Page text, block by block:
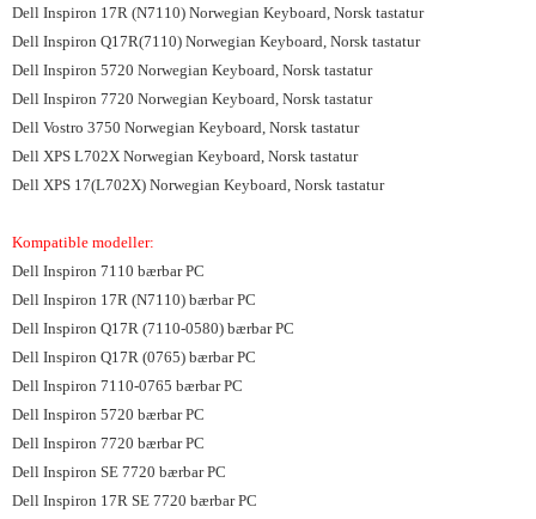
Dell Inspiron 17R (N7110) Norwegian Keyboard, Norsk tastatur
Dell Inspiron Q17R(7110) Norwegian Keyboard, Norsk tastatur
Dell Inspiron 5720 Norwegian Keyboard, Norsk tastatur
Dell Inspiron 7720 Norwegian Keyboard, Norsk tastatur
Dell Vostro 3750 Norwegian Keyboard, Norsk tastatur
Dell XPS L702X Norwegian Keyboard, Norsk tastatur
Dell XPS 17(L702X) Norwegian Keyboard, Norsk tastatur
Kompatible modeller:
Dell Inspiron 7110 bærbar PC
Dell Inspiron 17R (N7110) bærbar PC
Dell Inspiron Q17R (7110-0580) bærbar PC
Dell Inspiron Q17R (0765) bærbar PC
Dell Inspiron 7110-0765 bærbar PC
Dell Inspiron 5720 bærbar PC
Dell Inspiron 7720 bærbar PC
Dell Inspiron SE 7720 bærbar PC
Dell Inspiron 17R SE 7720 bærbar PC